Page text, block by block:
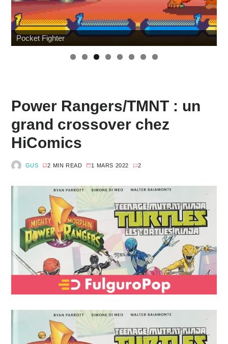
Wonfest : les indépendants
Power Rangers/TMNT : un
grand crossover chez
HiComics
GUS 2 MIN READ 1 MARS 2022 2